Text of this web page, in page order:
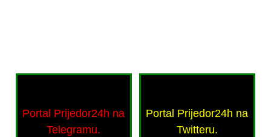
Portal Prijedor24h na
Telegramu.
Portal Prijedor24h na
Twitteru.